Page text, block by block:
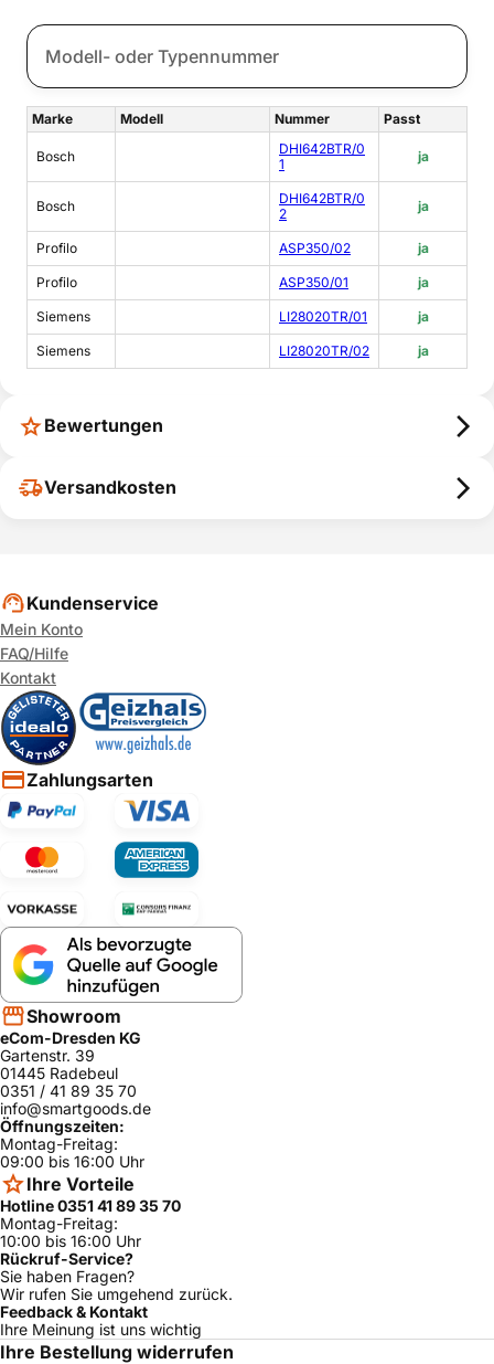
Marke Modell Nummer Passt
Bosch
DHI642BTR/0
1
ja
Bosch
DHI642BTR/0
2
ja
Profilo ASP350/02 ja
Profilo ASP350/01 ja
Siemens LI28020TR/01 ja
Siemens LI28020TR/02 ja
Bewertungen
Versandkosten
Kundenservice
Mein Konto
FAQ/Hilfe
Kontakt
Zahlungsarten
Showroom
eCom-Dresden KG
Gartenstr. 39
01445 Radebeul
0351 / 41 89 35 70
info@smartgoods.de
Öffnungszeiten:
Montag-Freitag:
09:00 bis 16:00 Uhr
Ihre Vorteile
Hotline 0351 41 89 35 70
Montag-Freitag:
10:00 bis 16:00 Uhr
Rückruf-Service?
Sie haben Fragen?
Wir rufen Sie umgehend zurück.
Feedback & Kontakt
Ihre Meinung ist uns wichtig
Ihre Bestellung widerrufen